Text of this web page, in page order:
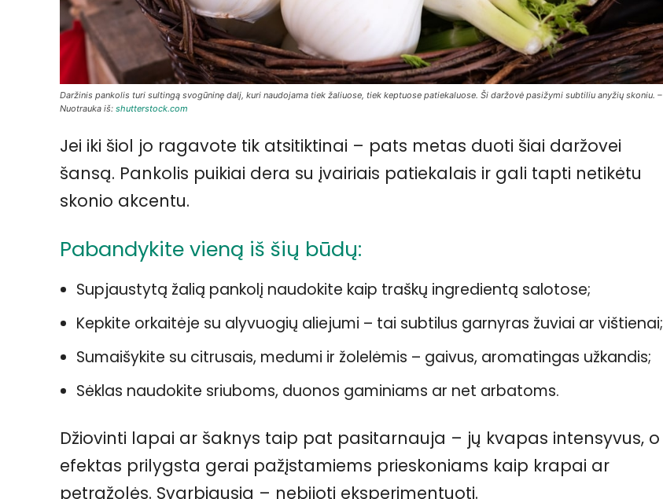
Daržinis pankolis turi sultingą svogūninę dalį, kuri naudojama tiek žaliuose, tiek keptuose patiekaluose. Ši daržovė pasižymi subtiliu anyžių skoniu. –
Nuotrauka iš: shutterstock.com
Jei iki šiol jo ragavote tik atsitiktinai – pats metas duoti šiai daržovei
šansą. Pankolis puikiai dera su įvairiais patiekalais ir gali tapti netikėtu
skonio akcentu.
Pabandykite vieną iš šių būdų:
Supjaustytą žalią pankolį naudokite kaip traškų ingredientą salotose;
Kepkite orkaitėje su alyvuogių aliejumi – tai subtilus garnyras žuviai ar vištienai;
Sumaišykite su citrusais, medumi ir žolelėmis – gaivus, aromatingas užkandis;
Sėklas naudokite sriuboms, duonos gaminiams ar net arbatoms.
Džiovinti lapai ar šaknys taip pat pasitarnauja – jų kvapas intensyvus, o
efektas prilygsta gerai pažįstamiems prieskoniams kaip krapai ar
petražolės. Svarbiausia – nebijoti eksperimentuoti.